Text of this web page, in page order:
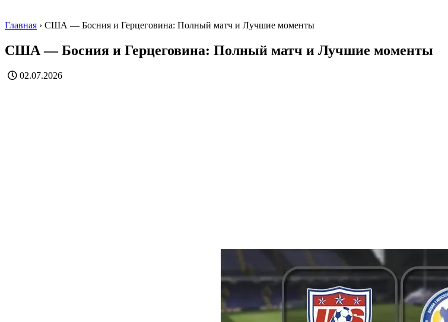
Главная › США — Босния и Герцеговина: Полный матч и Лучшие моменты
США — Босния и Герцеговина: Полный матч и Лучшие моменты
02.07.2026